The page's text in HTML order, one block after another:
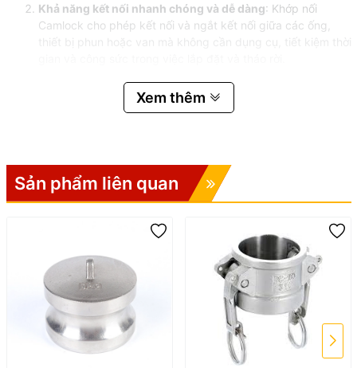
Khả năng kết nối nhanh chóng và dễ dàng: Khớp nối
Camlock cho phép kết nối và ngắt kết nối giữa các ống,
Các kiểu dáng đa dạng
: Với các kiểu khớp nối khác nhau
(A, B, C, E, F, DC, DP), sản phẩm này có thể được sử dụng
Kiểu A: Khớp nối đầu phụ, thích hợp để kết nối giữa ống
và thiết bị sử dụng đầu nối rãnh (female).
yêu cầu kết nối có đầu nối rãnh cái.
Kiểu C: Khớp nối cút cái dạng đầu kẹp, giúp kết nối các
ống và thiết bị mà không sợ rò rỉ.
Kiểu E: Khớp nối đầu phẳng, dùng để kết nối các hệ
thống có đường kính đồng nhất.
Kiểu F: Khớp nối kẹp, giúp kết nối nhanh và chắc chắn.
Xem thêm
Sản phẩm liên quan